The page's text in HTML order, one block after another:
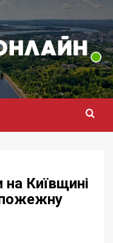
на Київщині